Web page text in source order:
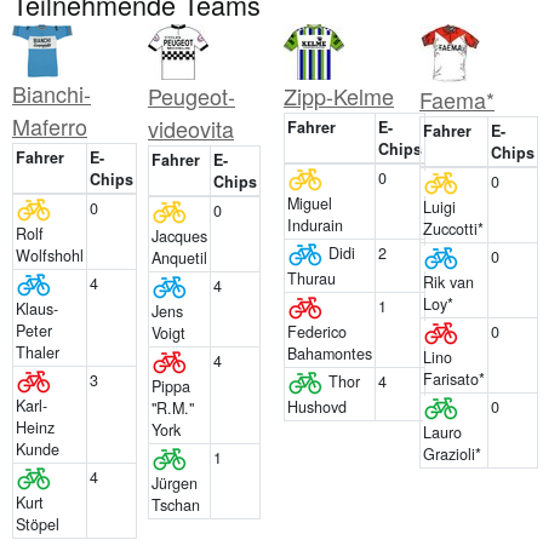
Bianchi-
Maferro
Fahrer
E-
Chips
Rolf
Wolfshohl
0
Klaus-
Peter
Thaler
4
Karl-
Heinz
Kunde
3
Kurt
Stöpel
4
Peugeot-
videovita
Fahrer
E-
Chips
Jacques
Anquetil
0
Jens
Voigt
4
Pippa
"R.M."
York
4
Jürgen
Tschan
1
Zipp-Kelme
Fahrer
E-
Chips
Miguel
Indurain
0
Didi
Thurau
2
Federico
Bahamontes
1
Thor
Hushovd
4
Faema*
Fahrer
E-
Chips
Luigi
Zuccotti*
0
Rik van
Loy*
0
Lino
Farisato*
0
Lauro
Grazioli*
0